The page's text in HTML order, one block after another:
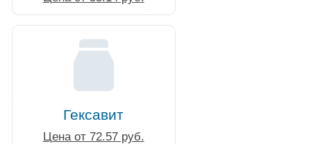
Гексавит
Цена от 72.57 руб.